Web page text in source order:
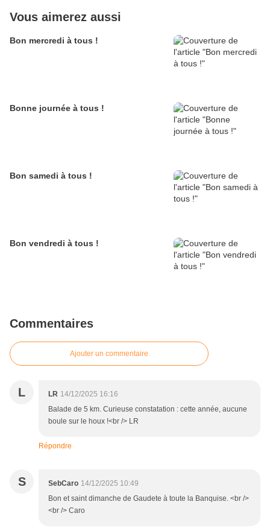
Vous aimerez aussi
Bon mercredi à tous !
Bonne journée à tous !
Bon samedi à tous !
Bon vendredi à tous !
Commentaires
Ajouter un commentaire
L LR 14/12/2025 16:16
Balade de 5 km. Curieuse constatation : cette année, aucune
boule sur le houx !<br /> LR
Répondre
S SebCaro 14/12/2025 10:49
Bon et saint dimanche de Gaudete à toute la Banquise. <br />
<br /> Caro